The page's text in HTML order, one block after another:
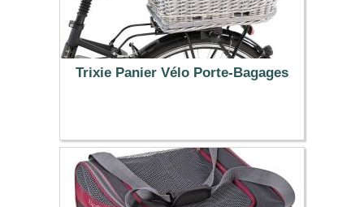
Trixie Panier Vélo Porte-Bagages
56.99 €